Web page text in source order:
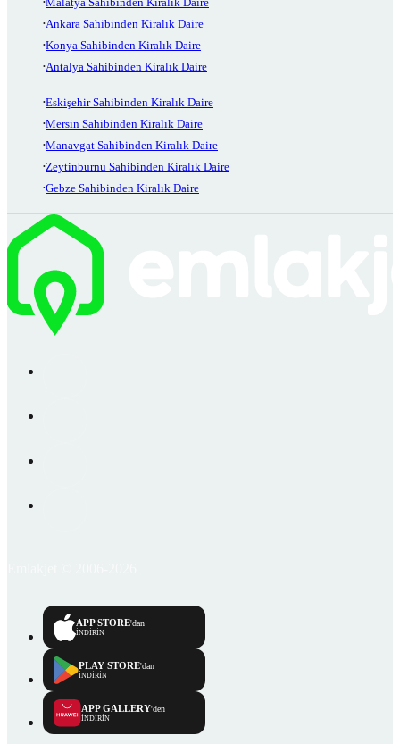
Ankara Sahibinden Kiralık Daire
Konya Sahibinden Kiralık Daire
Antalya Sahibinden Kiralık Daire
Eskişehir Sahibinden Kiralık Daire
Mersin Sahibinden Kiralık Daire
Manavgat Sahibinden Kiralık Daire
Zeytinburnu Sahibinden Kiralık Daire
Gebze Sahibinden Kiralık Daire
APP STORE'dan
İNDİRİN
PLAY STORE'dan
İNDİRİN
APP GALLERY'den
İNDİRİN